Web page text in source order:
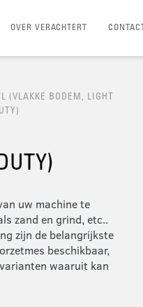
OVER VERACHTERT CONTACT
(VLAKKE BODEM, LIGHT
uw machine te
zand en grind, etc..
zijn de belangrijkste
beschikbaar,
waaruit kan